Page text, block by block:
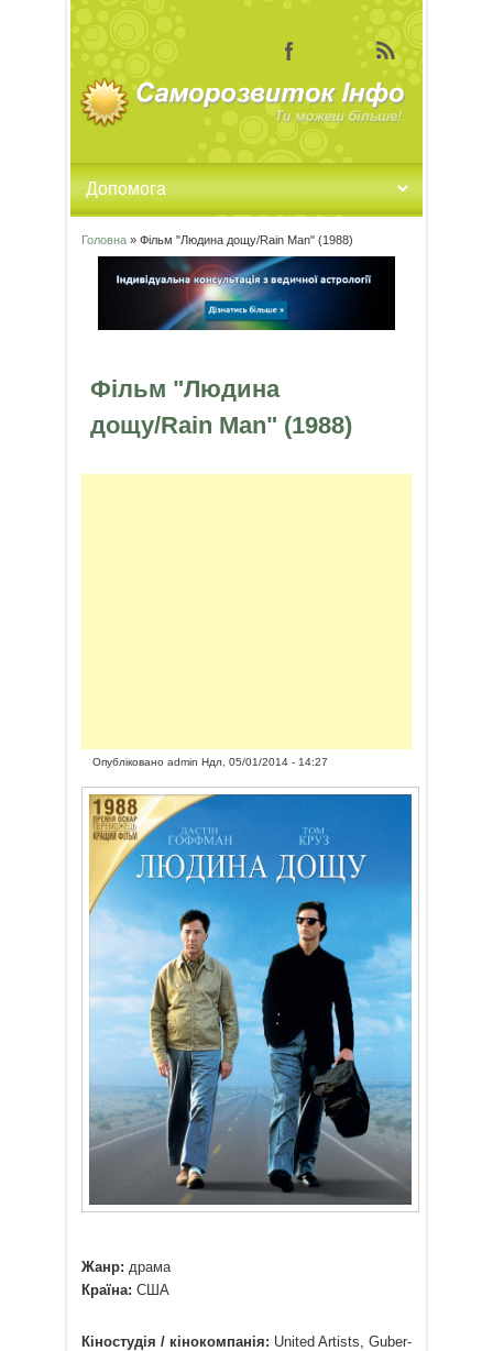
Ви є тут
Головна» Фільм "Людина дощу/Rain Man" (1988)
Фільм "Людина
дощу/Rain Man" (1988)
Опублікованоadmin Ндл, 05/01/2014 - 14:27
Жанр: драма
Країна: США
Кіностудія / кінокомпанія: United Artists, Guber-